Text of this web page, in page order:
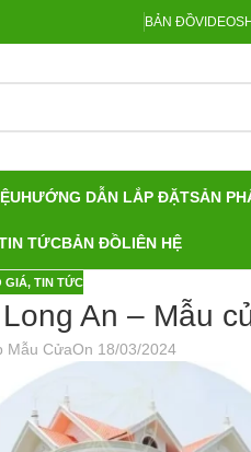
BẢN ĐỒVIDEO
HƯỚNG DẪN LẮP ĐẶTSẢN
TỨCBẢN ĐỒLIÊN HỆ
GIÁ, TIN TỨC
An – Mẫu
Mẫu CửaOn 18/03/2024